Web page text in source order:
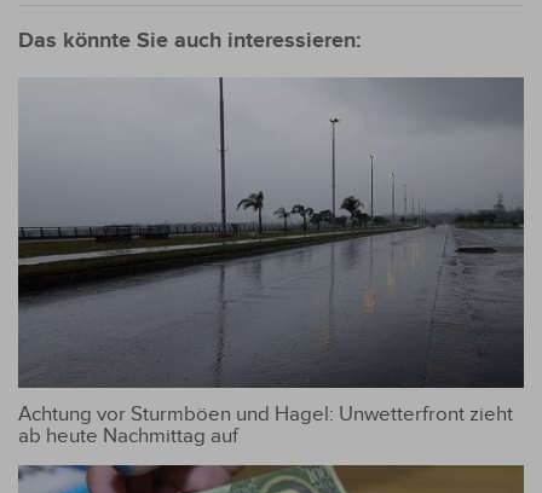
oder Taiwan“
Das könnte Sie auch interessieren:
Achtung vor Sturmböen und Hagel: Unwetterfront zieht
ab heute Nachmittag auf